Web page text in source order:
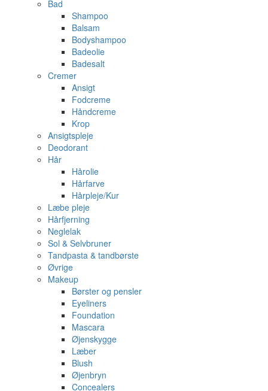
Bad
Shampoo
Balsam
Bodyshampoo
Badeolie
Badesalt
Cremer
Ansigt
Fodcreme
Håndcreme
Krop
Ansigtspleje
Deodorant
Hår
Hårolie
Hårfarve
Hårpleje/Kur
Læbe pleje
Hårfjerning
Neglelak
Sol & Selvbruner
Tandpasta & tandbørste
Øvrige
Makeup
Børster og pensler
Eyeliners
Foundation
Mascara
Øjenskygge
Læber
Blush
Øjenbryn
Concealers